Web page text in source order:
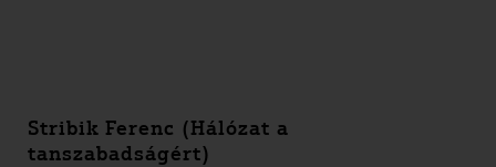
Stribik Ferenc (Hálózat a
tanszabadságért)